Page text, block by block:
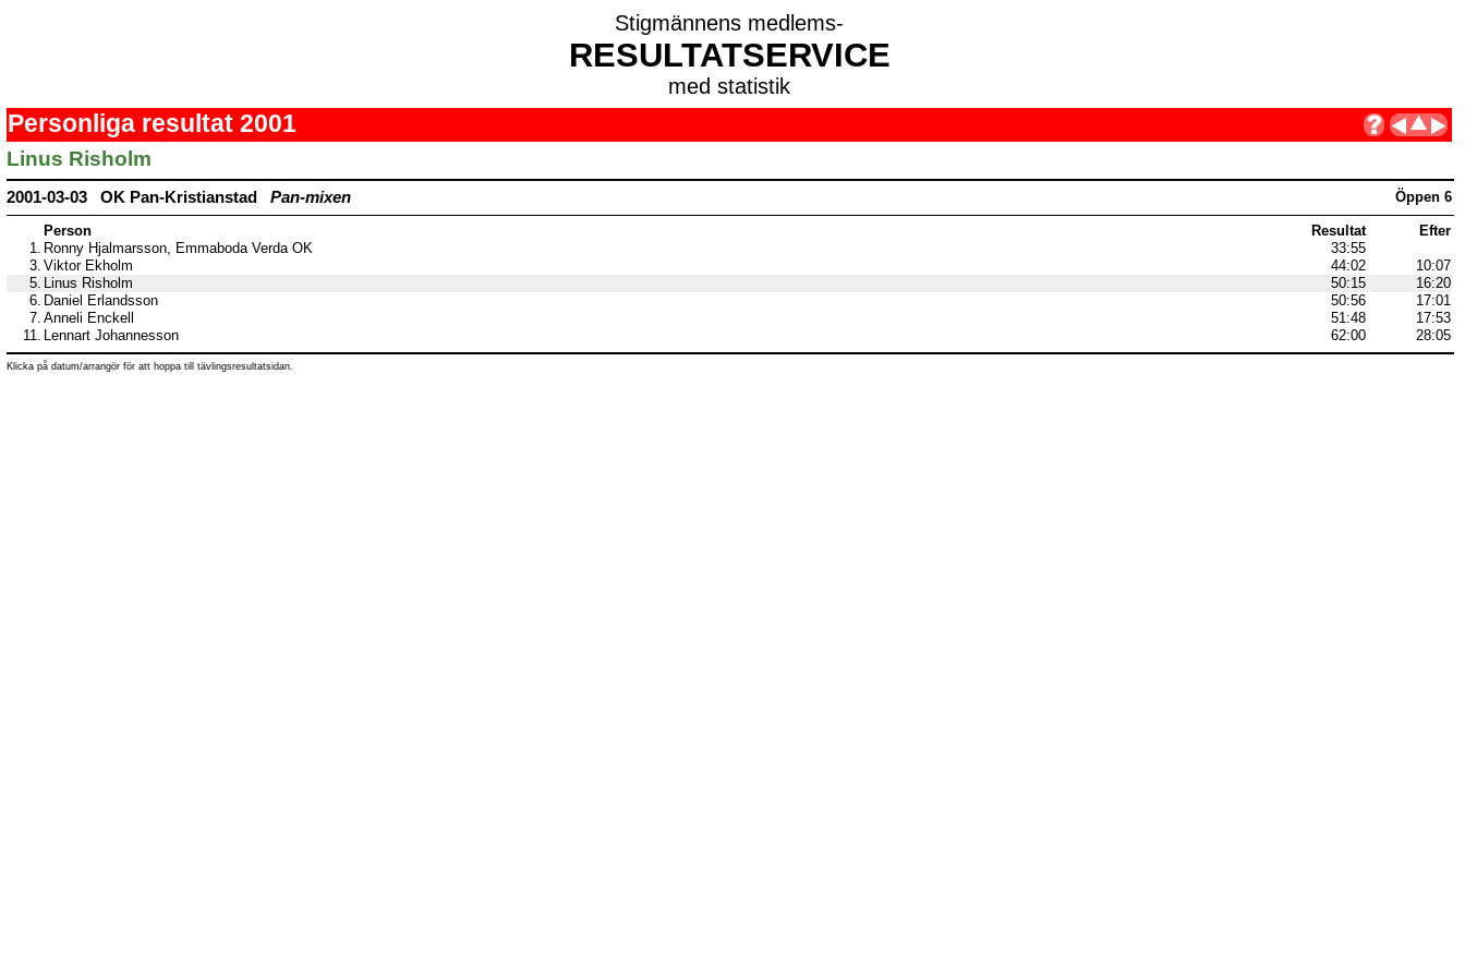
Stigmännens medlems-
RESULTATSERVICE
med statistik
Personliga resultat 2001
Linus Risholm
2001-03-03 OK Pan-Kristianstad Pan-mixen Öppen 6
Person Resultat
Efter
1. Ronny Hjalmarsson, Emmaboda Verda OK
33:55
3. Viktor Ekholm 44:02
10:07
5. Linus Risholm 50:15
16:20
6. Daniel Erlandsson 50:56
17:01
7. Anneli Enckell 51:48
17:53
11. Lennart Johannesson 62:00 28:05
Klicka på datum/arrangör för att hoppa till tävlingsresultatsidan.